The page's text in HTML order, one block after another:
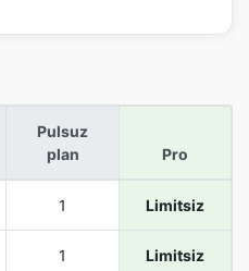
Pulsuz
plan
Pro
1 Limitsiz
1 Limitsiz